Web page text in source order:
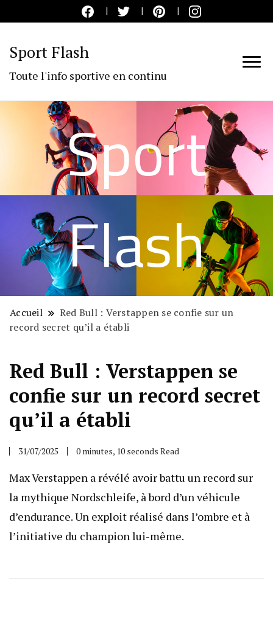
Sport Flash
Toute l'info sportive en continu
Sport
Flash
Accueil
Red Bull : Verstappen se confie sur un
record secret qu’il a établi
Red Bull : Verstappen se
confie sur un record secret
qu’il a établi
31/07/2025 0 minutes, 10 seconds Read
Max Verstappen a révélé avoir battu un record sur
la mythique Nordschleife, à bord d’un véhicule
d’endurance. Un exploit réalisé dans l’ombre et à
l’initiative du champion lui-même.